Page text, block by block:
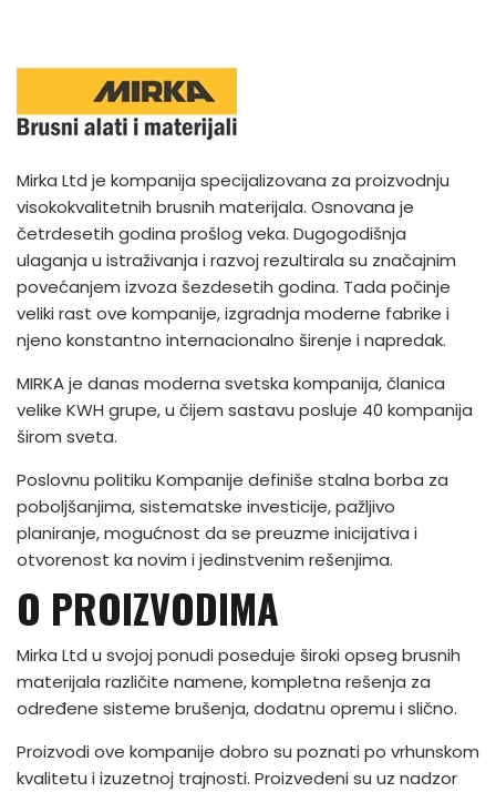
Mirka Ltd je kompanija specijalizovana za proizvodnju
visokokvalitetnih brusnih materijala. Osnovana je
četrdesetih godina prošlog veka. Dugogodišnja
ulaganja u istraživanja i razvoj rezultirala su značajnim
povećanjem izvoza šezdesetih godina. Tada počinje
veliki rast ove kompanije, izgradnja moderne fabrike i
njeno konstantno internacionalno širenje i napredak.
MIRKA je danas moderna svetska kompanija, članica
velike KWH grupe, u čijem sastavu posluje 40 kompanija
širom sveta.
Poslovnu politiku Kompanije definiše stalna borba za
poboljšanjima, sistematske investicije, pažljivo
planiranje, mogućnost da se preuzme inicijativa i
otvorenost ka novim i jedinstvenim rešenjima.
O PROIZVODIMA
Mirka Ltd u svojoj ponudi poseduje široki opseg brusnih
materijala različite namene, kompletna rešenja za
određene sisteme brušenja, dodatnu opremu i slično.
Proizvodi ove kompanije dobro su poznati po vrhunskom
kvalitetu i izuzetnoj trajnosti. Proizvedeni su uz nadzor